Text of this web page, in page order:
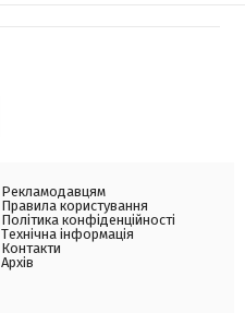
Рекламодавцям
Правила користування
Політика конфіденційності
Технічна інформація
Контакти
Архів